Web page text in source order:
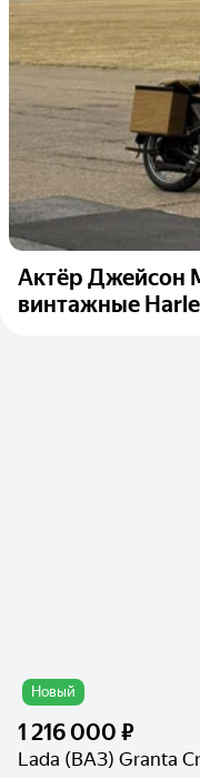
Актёр Джейсон
винтажные
Новый
1 216 000 ₽
Lada (ВАЗ) Granta